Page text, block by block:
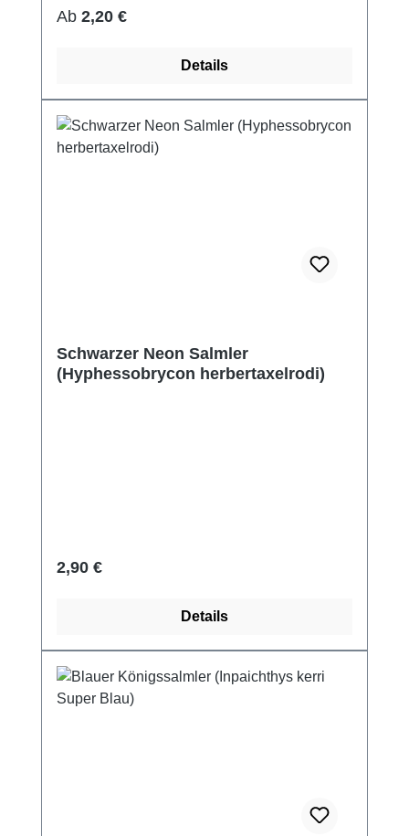
Regulärer Preis:
Ab 2,20 €
Details
Schwarzer Neon Salmler
(Hyphessobrycon herbertaxelrodi)
Regulärer Preis:
2,90 €
Details